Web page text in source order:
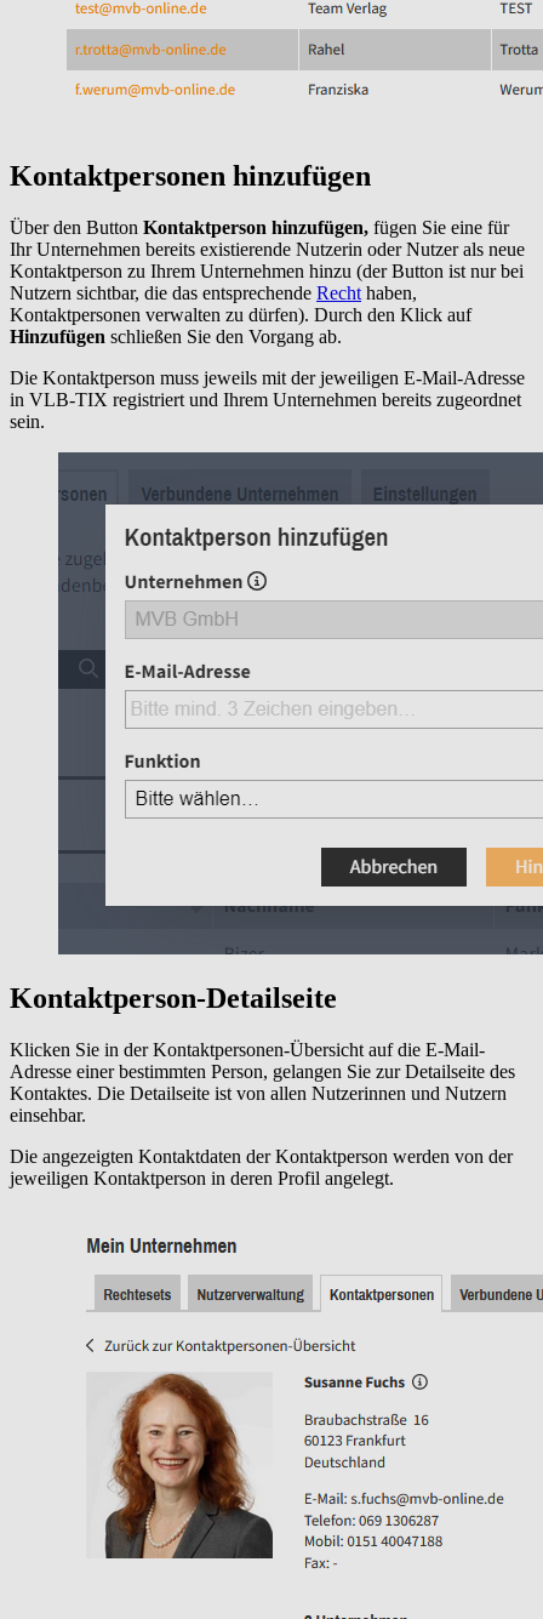
Kontaktpersonen hinzufügen
Über den Button Kontaktperson hinzufügen, fügen Sie eine für
Ihr Unternehmen bereits existierende Nutzerin oder Nutzer als neue
Kontaktperson zu Ihrem Unternehmen hinzu (der Button ist nur bei
Nutzern sichtbar, die das entsprechende Recht haben,
Kontaktpersonen verwalten zu dürfen). Durch den Klick auf
Hinzufügen schließen Sie den Vorgang ab.
Die Kontaktperson muss jeweils mit der jeweiligen E-Mail-Adresse
in VLB-TIX registriert und Ihrem Unternehmen bereits zugeordnet
sein.
Kontaktperson-Detailseite
Klicken Sie in der Kontaktpersonen-Übersicht auf die E-Mail-
Adresse einer bestimmten Person, gelangen Sie zur Detailseite des
Kontaktes. Die Detailseite ist von allen Nutzerinnen und Nutzern
einsehbar.
Die angezeigten Kontaktdaten der Kontaktperson werden von der
jeweiligen Kontaktperson in deren Profil angelegt.